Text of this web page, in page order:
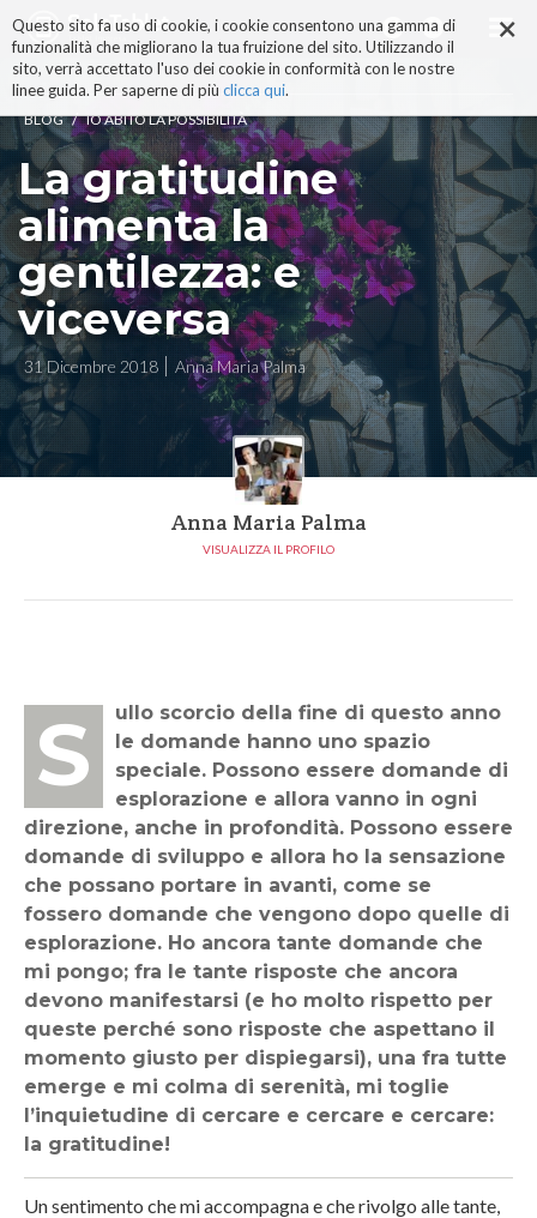
×
Questo sito fa uso di cookie, i cookie consentono una gamma di
funzionalità che migliorano la tua fruizione del sito. Utilizzando il
sito, verrà accettato l'uso dei cookie in conformità con le nostre
linee guida. Per saperne di più clicca qui.
ai
contenuti.
|
alla
navigazione
BLOG / IO ABITO LA POSSIBILITÀ
La gratitudine
alimenta la
gentilezza: e
viceversa
31 Dicembre 2018 Anna Maria Palma
Anna Maria Palma
VISUALIZZA IL PROFILO
Sullo scorcio della fine di questo anno
le domande hanno uno spazio
speciale. Possono essere domande di
esplorazione e allora vanno in ogni
direzione, anche in profondità. Possono essere
domande di sviluppo e allora ho la sensazione
che possano portare in avanti, come se
fossero domande che vengono dopo quelle di
esplorazione. Ho ancora tante domande che
mi pongo; fra le tante risposte che ancora
devono manifestarsi (e ho molto rispetto per
queste perché sono risposte che aspettano il
momento giusto per dispiegarsi), una fra tutte
emerge e mi colma di serenità, mi toglie
l’inquietudine di cercare e cercare e cercare:
la gratitudine!
Un sentimento che mi accompagna e che rivolgo alle tante,